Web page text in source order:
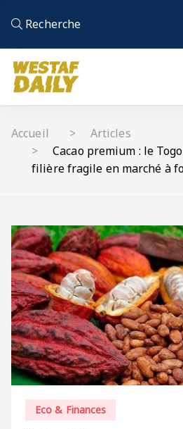
Recherche
Accueil
Articles
Cacao premium : le
filière fragile en marché à
Eco & Finances